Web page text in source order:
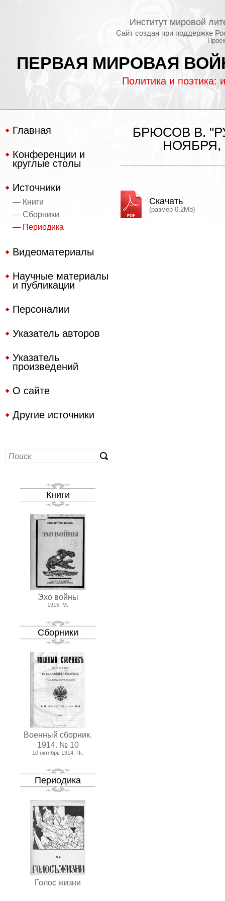
Институт мировой
Сайт создан при поддержке
ПЕРВАЯ МИРОВАЯ
Политика и поэтика:
Главная
Конференции и
круглые столы
Источники
— Книги
— Сборники
— Периодика
Видеоматериалы
Научные материалы
и публикации
Персоналии
Указатель авторов
Указатель
произведений
О сайте
Другие источники
Книги
Эхо войны
1915, М.
Сборники
Военный сборник.
1914. № 10
10 октябрь 1914, Пг.
Периодика
Голос жизни
БРЮСОВ В.
НОЯБРЯ,
Скачать
(размер 0.2Mb)